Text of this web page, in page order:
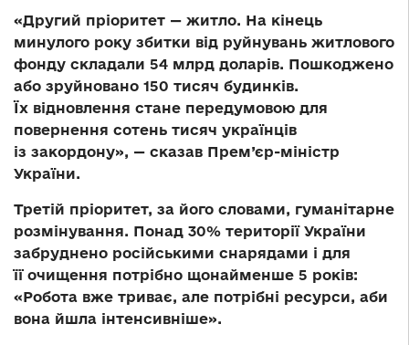
«Другий пріоритет — житло. На кінець
минулого року збитки від руйнувань житлового
фонду складали 54 млрд доларів. Пошкоджено
або зруйновано 150 тисяч будинків.
Їх відновлення стане передумовою для
повернення сотень тисяч українців
із закордону», — сказав Прем’єр-міністр
України.
Третій пріоритет, за його словами, гуманітарне
розмінування. Понад 30% території України
забруднено російськими снарядами і для
її очищення потрібно щонайменше 5 років:
«Робота вже триває, але потрібні ресурси, аби
вона йшла інтенсивніше».